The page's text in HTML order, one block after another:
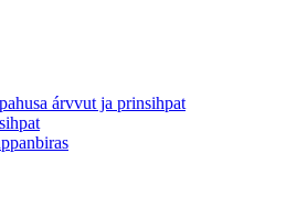
árvvut ja prinsihpat